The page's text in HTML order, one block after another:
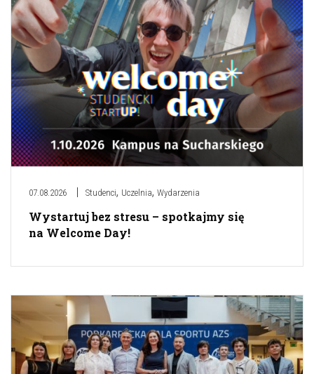
07.08.2026 Studenci, Uczelnia, Wydarzenia
Wystartuj bez stresu – spotkajmy się
na Welcome Day!